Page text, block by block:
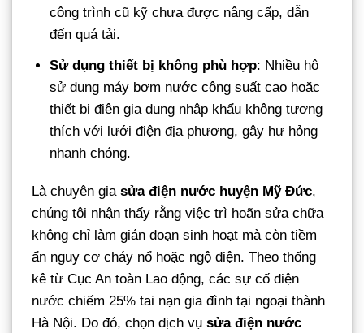
công trình cũ kỹ chưa được nâng cấp, dẫn
đến quá tải.
Sử dụng thiết bị không phù hợp: Nhiều hộ
sử dụng máy bơm nước công suất cao hoặc
thiết bị điện gia dụng nhập khẩu không tương
thích với lưới điện địa phương, gây hư hỏng
nhanh chóng.
Là chuyên gia sửa điện nước huyện Mỹ Đức,
chúng tôi nhận thấy rằng việc trì hoãn sửa chữa
không chỉ làm gián đoạn sinh hoạt mà còn tiềm
ẩn nguy cơ cháy nổ hoặc ngộ điện. Theo thống
kê từ Cục An toàn Lao động, các sự cố điện
nước chiếm 25% tai nạn gia đình tại ngoại thành
Hà Nội. Do đó, chọn dịch vụ sửa điện nước